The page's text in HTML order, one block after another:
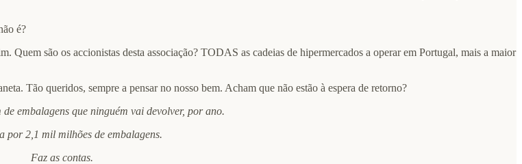
é?
são os accionistas desta associação? TODAS as cadeias de hipermercados a operar em Portugal, mais a maior
Tão queridos, sempre a pensar no nosso bem. Acham que não estão à espera de retorno?
embalagens que ninguém vai devolver, por ano.
por 2,1 mil milhões de embalagens.
Faz as contas.